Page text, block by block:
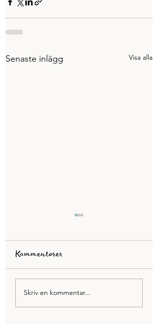
Senaste inlägg Visa alla
Pauser som ger mer
energi
Kommentarer
Skriv en kommentar...